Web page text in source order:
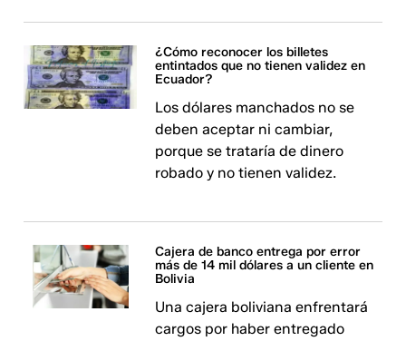
¿Cómo reconocer los billetes
entintados que no tienen validez en
Ecuador?
Los dólares manchados no se
deben aceptar ni cambiar,
porque se trataría de dinero
robado y no tienen validez.
Cajera de banco entrega por error
más de 14 mil dólares a un cliente en
Bolivia
Una cajera boliviana enfrentará
cargos por haber entregado